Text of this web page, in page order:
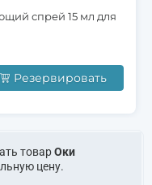
спрей 15 мл для
Резервировать
товарОки
цену.